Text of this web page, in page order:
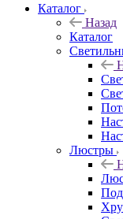
Каталог
Назад
Каталог
Люстры